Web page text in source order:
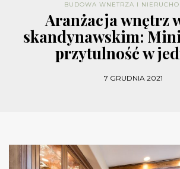
BUDOWA WNETRZA I
Aranżacja wnętrz
skandynawskim:
przytulność w
7 GRUDNIA 2021